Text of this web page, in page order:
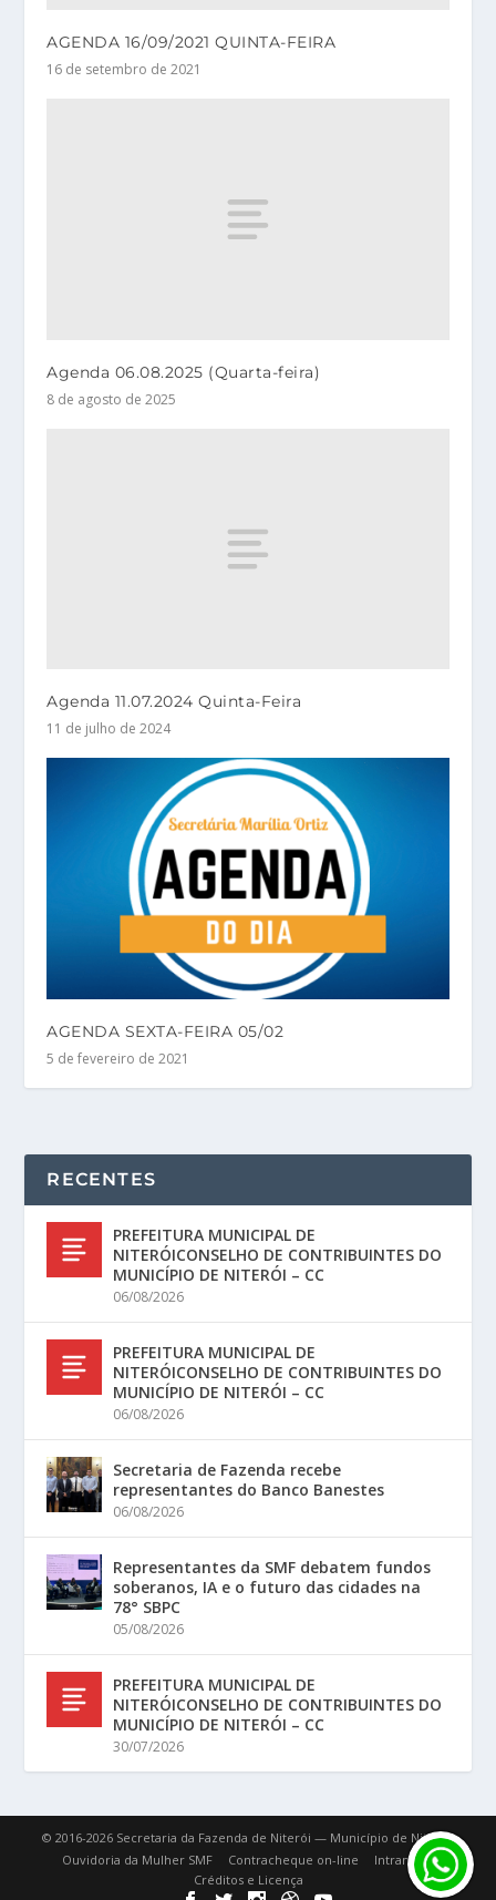
AGENDA 16/09/2021 QUINTA-FEIRA
16 de setembro de 2021
Agenda 06.08.2025 (Quarta-feira)
8 de agosto de 2025
Agenda 11.07.2024 Quinta-Feira
11 de julho de 2024
AGENDA SEXTA-FEIRA 05/02
5 de fevereiro de 2021
RECENTES
PREFEITURA MUNICIPAL DE
NITERÓICONSELHO DE CONTRIBUINTES DO
MUNICÍPIO DE NITERÓI – CC
06/08/2026
PREFEITURA MUNICIPAL DE
NITERÓICONSELHO DE CONTRIBUINTES DO
MUNICÍPIO DE NITERÓI – CC
06/08/2026
Secretaria de Fazenda recebe
representantes do Banco Banestes
06/08/2026
Representantes da SMF debatem fundos
soberanos, IA e o futuro das cidades na
78° SBPC
05/08/2026
PREFEITURA MUNICIPAL DE
NITERÓICONSELHO DE CONTRIBUINTES DO
MUNICÍPIO DE NITERÓI – CC
30/07/2026
© 2016-2026 Secretaria da Fazenda de Niterói — Município de Niterói.
Ouvidoria da Mulher SMF
Contracheque on-line
Intranet
Créditos e Licença